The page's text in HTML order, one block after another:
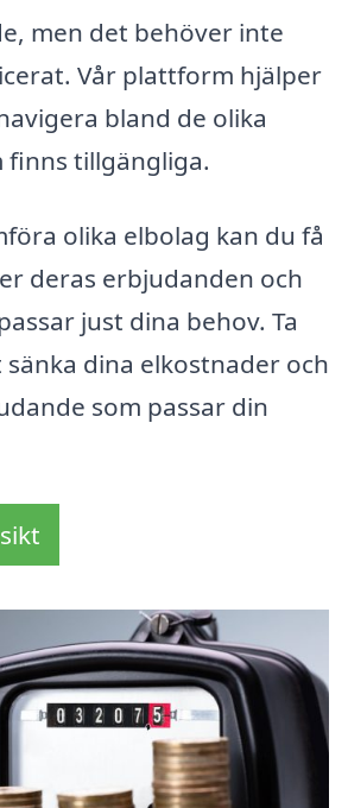
men det behöver inte
Vår plattform hjälper
bland de olika
finns tillgängliga.
olika elbolag kan du få
deras erbjudanden och
just dina behov. Ta
dina elkostnader och
som passar din